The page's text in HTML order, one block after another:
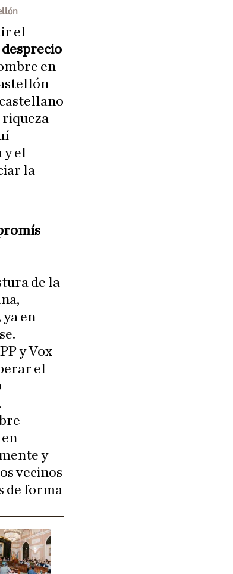
el
desprecio
en
riqueza
y el
la
de la
ya en
y Vox
el
y
vecinos
de forma